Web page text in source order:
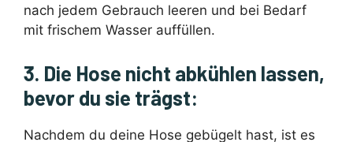
nach jedem Gebrauch leeren und bei Bedarf
mit frischem Wasser auffüllen.
3. Die Hose nicht abkühlen lassen,
bevor du sie trägst:
Nachdem du deine Hose gebügelt hast, ist es